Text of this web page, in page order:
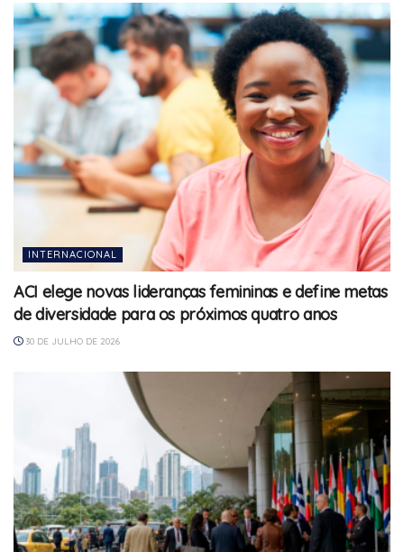
INTERNACIONAL
ACI elege novas lideranças femininas e define metas
de diversidade para os próximos quatro anos
30 DE JULHO DE 2026